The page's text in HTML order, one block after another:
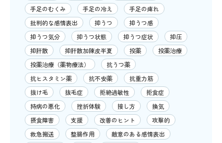
手足のむくみ
手足の冷え
手足の痺れ
批判的な感情表出
抑うつ
抑うつ感
抑うつ気分
抑うつ状態 抑うつ症状
抑圧
抑肝散
抑肝散加陳皮半夏 投薬
投薬治療
投薬治療（薬物療法）
抗うつ薬
抗ヒスタミン薬
抗不安薬
抗重力筋
抜け毛
抜毛症 拒絶過敏性
拒食症
持病の悪化
挫折体験 接し方
換気
摂食障害
支援 改善のヒント
攻撃的
救急搬送
整腸作用
敵意のある感情表出